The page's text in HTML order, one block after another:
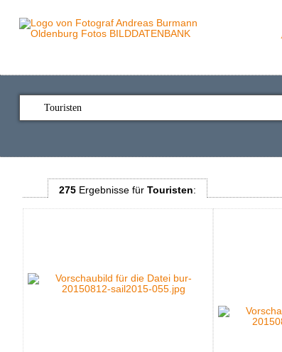
275Ergebnisse für Touristen: